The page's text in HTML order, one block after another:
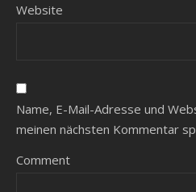
Website
Name, E-Mail-Adresse und
meinen nächsten Kommentar
Comment